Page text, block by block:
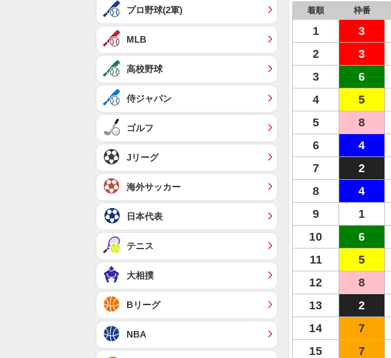
着順 枠番
1 3
2
3
3
6
4
5
5
8
6
4
7
2
8
4
9
1
10
6
11
5
12
8
13
2
14
7
15
7
プロ野球(2軍)
MLB
高校野球
侍ジャパン
ゴルフ
Jリーグ
海外サッカー
日本代表
テニス
大相撲
Bリーグ
NBA